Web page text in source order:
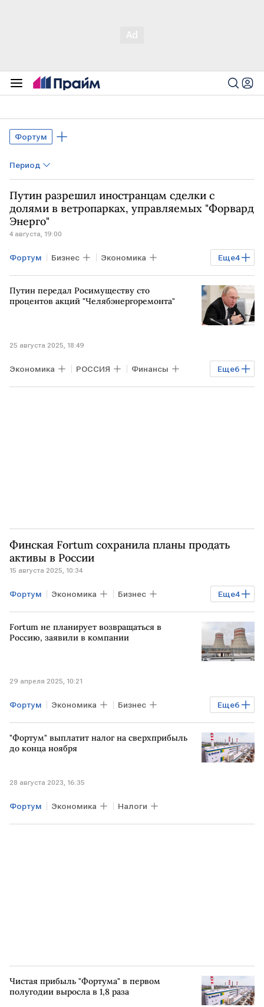
Фортум
Период
Путин разрешил иностранцам сделки с
долями в ветропарках, управляемых "Форвард
Энерго"
4 августа, 19:00
Еще4
Фортум Бизнес Экономика
РОССИЯ Владимир Путин Fortum
Роснано
Путин передал Росимуществу сто
процентов акций "Челябэнергоремонта"
25 августа 2025, 18:49
Еще6
Экономика РОССИЯ Финансы
РФ Челябинск Владимир Путин
Финская Fortum сохранила планы продать
активы в России
15 августа 2025, 10:34
Еще4
Фортум Экономика Бизнес
РОССИЯ СЕВЕРНАЯ ЕВРОПА
Fortum Газпром
Fortum не планирует возвращаться в
Россию, заявили в компании
29 апреля 2025, 10:21
Еще6
Фортум Экономика Бизнес
РОССИЯ МОСКВА
СЕВЕРНАЯ ЕВРОПА
"Фортум" выплатит налог на сверхприбыль
до конца ноября
28 августа 2023, 16:35
Фортум Экономика Налоги
Чистая прибыль "Фортума" в первом
полугодии выросла в 1,8 раза